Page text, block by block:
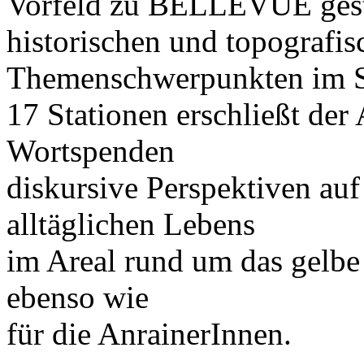
historischen und
Themenschwerpunkten im
17 Stationen erschließt
Wortspenden
diskursive Perspektiven
alltäglichen Lebens
im Areal rund um das
ebenso wie
für die AnrainerInnen.